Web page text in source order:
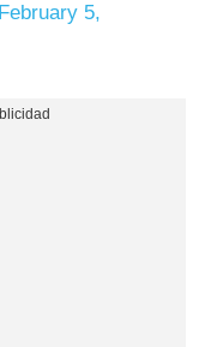
February 5,